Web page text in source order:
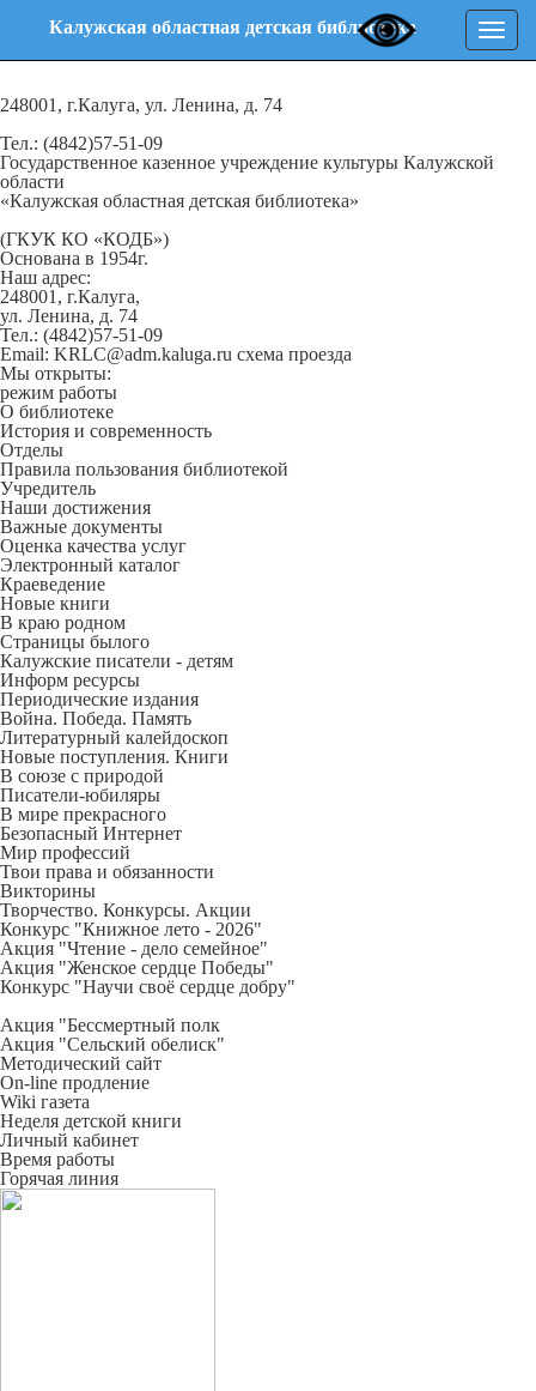
Калужская областная детская библиотека
248001, г.Калуга, ул. Ленина, д. 74
Тел.: (4842)57-51-09
Государственное казенное учреждение культуры Калужской
области
«Калужская областная детская библиотека»
(ГКУК КО «КОДБ»)
Основана в 1954г.
Наш адрес:
248001, г.Калуга,
ул. Ленина, д. 74
Тел.: (4842)57-51-09
Email: KRLC@adm.kaluga.ru схема проезда
Мы открыты:
режим работы
О библиотеке
История и современность
Отделы
Правила пользования библиотекой
Учредитель
Наши достижения
Важные документы
Оценка качества услуг
Электронный каталог
Краеведение
Новые книги
В краю родном
Страницы былого
Калужские писатели - детям
Информ ресурсы
Периодические издания
Война. Победа. Память
Литературный калейдоскоп
Новые поступления. Книги
В союзе с природой
Писатели-юбиляры
В мире прекрасного
Безопасный Интернет
Мир профессий
Твои права и обязанности
Викторины
Творчество. Конкурсы. Акции
Конкурс "Книжное лето - 2026"
Акция "Чтение - дело семейное"
Акция "Женское сердце Победы"
Конкурс "Научи своё сердце добру"
Акция "Бессмертный полк
Акция "Сельский обелиск"
Методический сайт
On-line продление
Wiki газета
Неделя детской книги
Личный кабинет
Время работы
Горячая линия